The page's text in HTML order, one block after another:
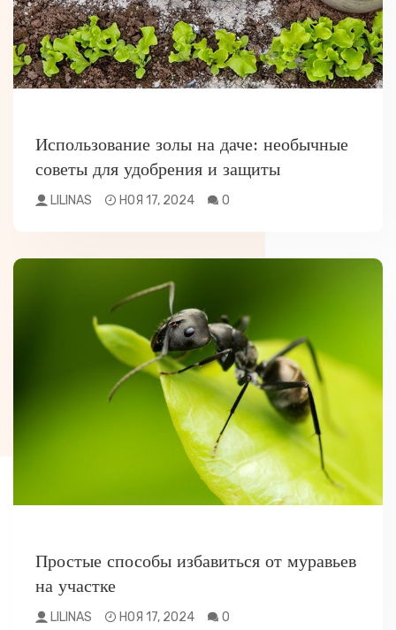
Использование золы на даче: необычные
советы для удобрения и защиты
LILINAS НОЯ 17, 2024 0
Простые способы избавиться от муравьев
на участке
LILINAS НОЯ 17, 2024 0